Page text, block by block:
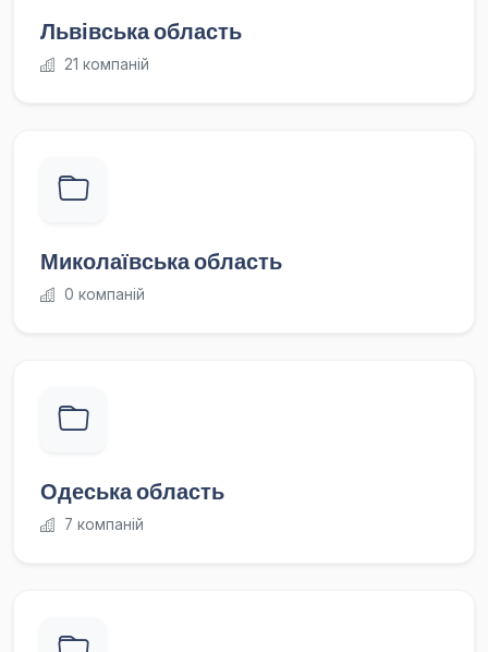
Львівська область
21 компаній
Миколаївська область
0 компаній
Одеська область
7 компаній